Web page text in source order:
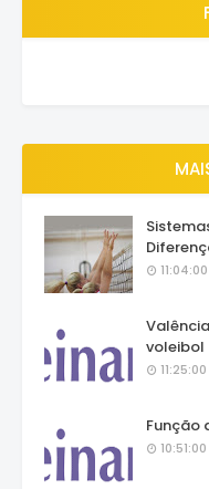
11:04:00
voleibol
11:25:00
Função
10:51:00